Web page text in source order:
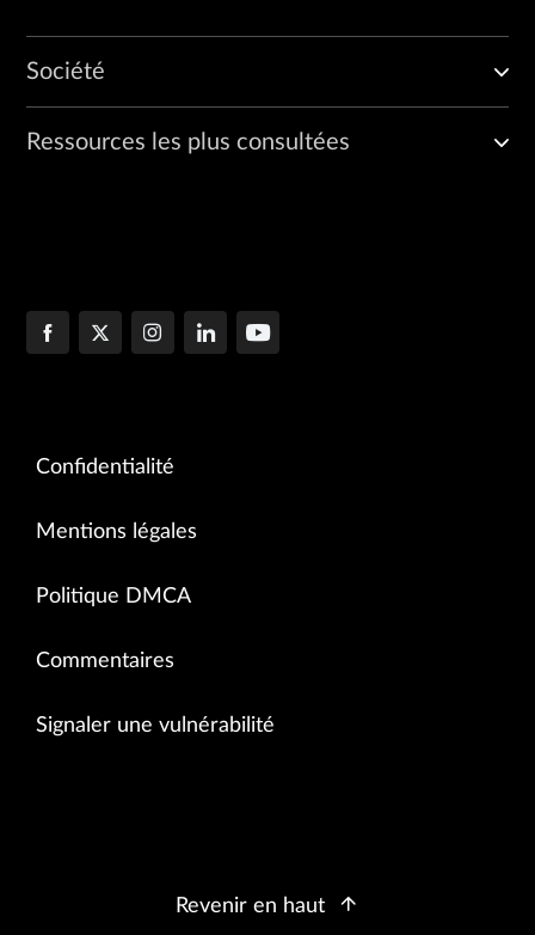
Société
Ressources les plus consultées
Confidentialité
Mentions légales
Politique DMCA
Commentaires
Signaler une vulnérabilité
Revenir en haut